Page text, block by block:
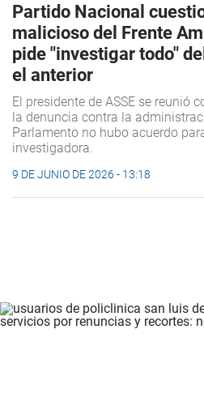
Partido Nacional
malicioso del Frente
pide "investigar todo"
el anterior
El presidente de ASSE se reunió
la denuncia contra la
Parlamento no hubo acuerdo
investigadora.
9 DE JUNIO DE 2026 - 13:18